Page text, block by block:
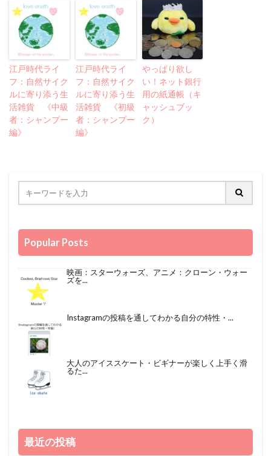
江戸時代ライ
フ：自然サイク
ルに寄り添う生
活雑貨 《中級
者：シャンプー
編》
江戸時代ライ
フ：自然サイク
ルに寄り添う生
活雑貨 《初級
者：シャンプー
編》
やっぱり欲し
い！ネット銀行
用の紙通帳（キ
ャッシュブッ
ク）
Popular Posts
映画：スターウォーズ、アニメ：クローン・ウォー
ズを...
Instagramの投稿を通してわかる自分の特性・...
大人のアイススケート・ビギナーが楽しく上手く滑
るた...
最近の投稿